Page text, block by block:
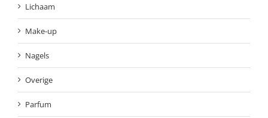
Lichaam
Make-up
Nagels
Overige
Parfum